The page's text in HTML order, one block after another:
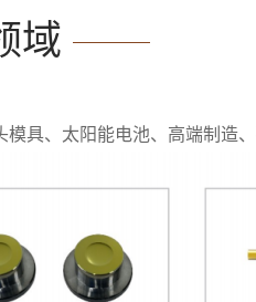
域
具、太阳能电池、高端制造